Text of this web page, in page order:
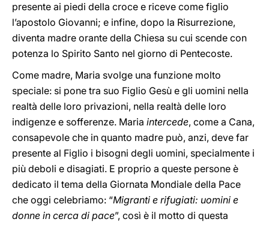
presente ai piedi della croce e riceve come figlio
l’apostolo Giovanni; e infine, dopo la Risurrezione,
diventa madre orante della Chiesa su cui scende con
potenza lo Spirito Santo nel giorno di Pentecoste.
Come madre, Maria svolge una funzione molto
speciale: si pone tra suo Figlio Gesù e gli uomini nella
realtà delle loro privazioni, nella realtà delle loro
indigenze e sofferenze. Maria intercede, come a Cana,
consapevole che in quanto madre può, anzi, deve far
presente al Figlio i bisogni degli uomini, specialmente i
più deboli e disagiati. E proprio a queste persone è
dedicato il tema della Giornata Mondiale della Pace
che oggi celebriamo: “Migranti e rifugiati: uomini e
donne in cerca di pace”, così è il motto di questa